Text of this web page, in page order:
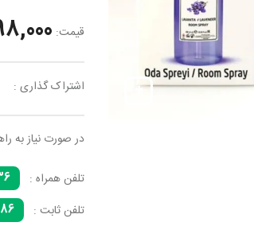
قیمت: 998,000
اشتراک گذاری :
در صورت نیاز به
تلفن همراه :
تلفن ثابت :